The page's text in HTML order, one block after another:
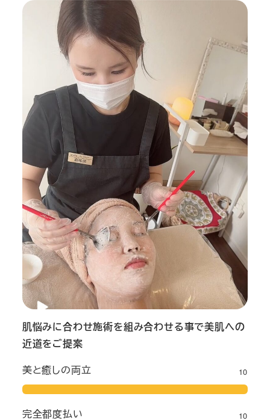
肌悩みに合わせ施術を組み合わせる事で美肌への
近道をご提案
美と癒しの両立
10
完全都度払い 10